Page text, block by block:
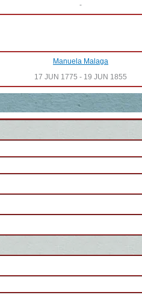
-
Manuela Malaga
17 JUN 1775 - 19 JUN 1855